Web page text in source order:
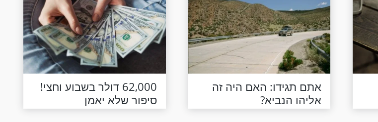
אתם תגידו: האם היה זה
אליהו הנביא?
62,000 דולר בשבוע וחצי!
סיפור שלא יאמן